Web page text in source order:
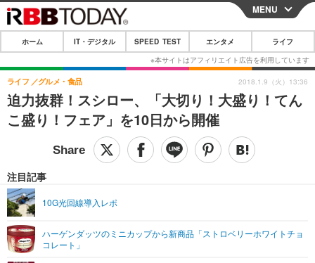
CLOSE
ホーム
IT・デジタル
IT・デジタルTOP スマートフォン
ショッピング その他
SPEED TEST
エンタメTOP 映画・ドラマ
グラビア
ライフTOP
その他
リリース一覧
プッシュ通知の停止方法
MENU
ホーム IT・デジタル SPEED TEST エンタメ ライフ
迫力抜群！スシロー、「大切り！大盛り！てん
こ盛り！フェア」を10日から開催
ライフ グルメ・食品
注目記事
10G光回線導入レポ
ハーゲンダッツのミニカップから新商品「ストロベリーホワイトチョ
コレート」
2018.1.9（火）13:36